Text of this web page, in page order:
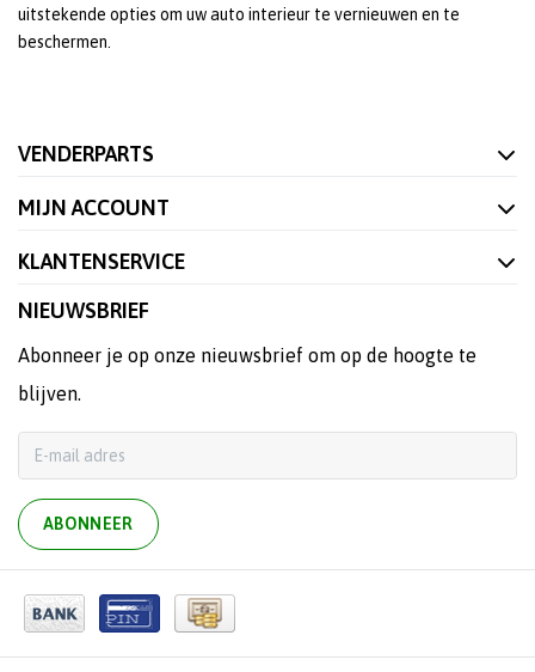
uitstekende opties om uw auto interieur te vernieuwen en te
beschermen.
VENDERPARTS
MIJN ACCOUNT
KLANTENSERVICE
NIEUWSBRIEF
Abonneer je op onze nieuwsbrief om op de hoogte te
blijven.
ABONNEER